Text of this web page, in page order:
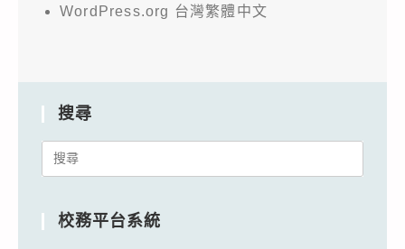
WordPress.org 台灣繁體中文
搜尋
Search
校務平台系統